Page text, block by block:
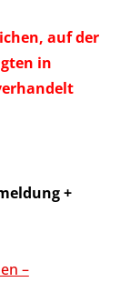
auf der
in
+
–